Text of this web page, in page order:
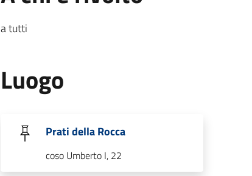
a tutti
Luogo
Prati della Rocca
coso Umberto I, 22